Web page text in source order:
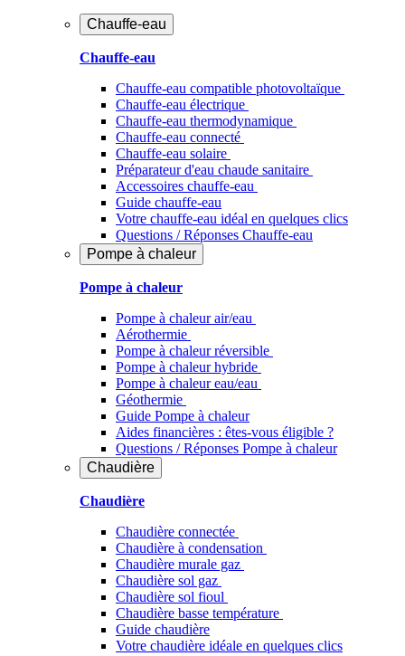
Chauffe-eau
Chauffe-eau
Chauffe-eau compatible photovoltaïque
Chauffe-eau électrique
Chauffe-eau thermodynamique
Chauffe-eau connecté
Chauffe-eau solaire
Préparateur d'eau chaude sanitaire
Accessoires chauffe-eau
Guide chauffe-eau
Votre chauffe-eau idéal en quelques clics
Questions / Réponses Chauffe-eau
Pompe à chaleur
Pompe à chaleur
Pompe à chaleur air/eau
Aérothermie
Pompe à chaleur réversible
Pompe à chaleur hybride
Pompe à chaleur​ eau/eau
Géothermie
Guide Pompe à chaleur
Aides financières : êtes-vous éligible ?
Questions / Réponses Pompe à chaleur
Chaudière
Chaudière
Chaudière connectée
Chaudière à condensation
Chaudière murale gaz
Chaudière sol gaz
Chaudière sol fioul
Chaudière basse température
Guide chaudière
Votre chaudière idéale en quelques clics